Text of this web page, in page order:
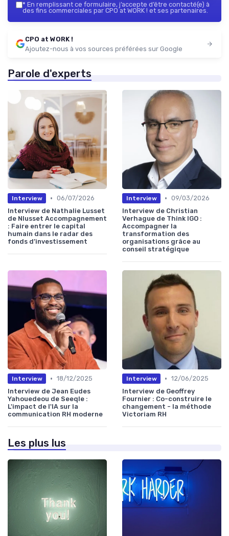
* En remplissant ce formulaire, j’accepte d’être contacté(e) à
des fins commerciales par CPO at WORK ! et ses partenaires.
CPO at WORK !
Ajoutez-nous à vos sources préférées sur Google
Parole d'experts
Interview • 06/07/2026
Interview de Nathalie Lusset
de Nlusset Accompagnement
: Faire entrer le capital
humain dans le radar des
fonds d’investissement
Interview • 09/03/2026
Interview de Christian
Verhague de Think IGO :
Accompagner la
transformation des
organisations grâce au
conseil stratégique
Interview • 18/12/2025
Interview de Jean Eudes
Yahouedeou de Seeqle :
L'impact de l'IA sur la
communication RH moderne
Interview • 12/06/2025
Interview de Geoffrey
Fournier : Co-construire le
changement - la méthode
Victoriam RH
Les plus lus